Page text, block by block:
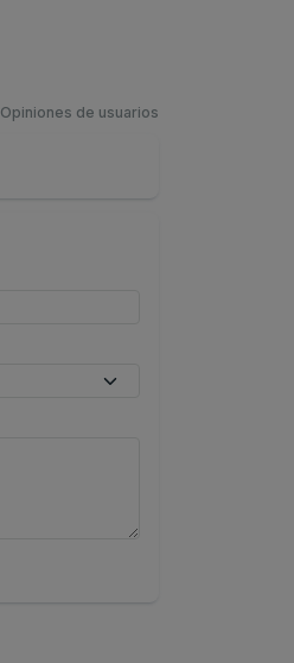
Opiniones de usuarios